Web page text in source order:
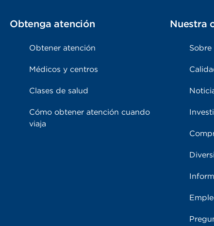
Obtenga atención
Obtener atención
Médicos y centros
Clases de salud
Cómo obtener atención cuando
viaja
Nuestra
Sobre